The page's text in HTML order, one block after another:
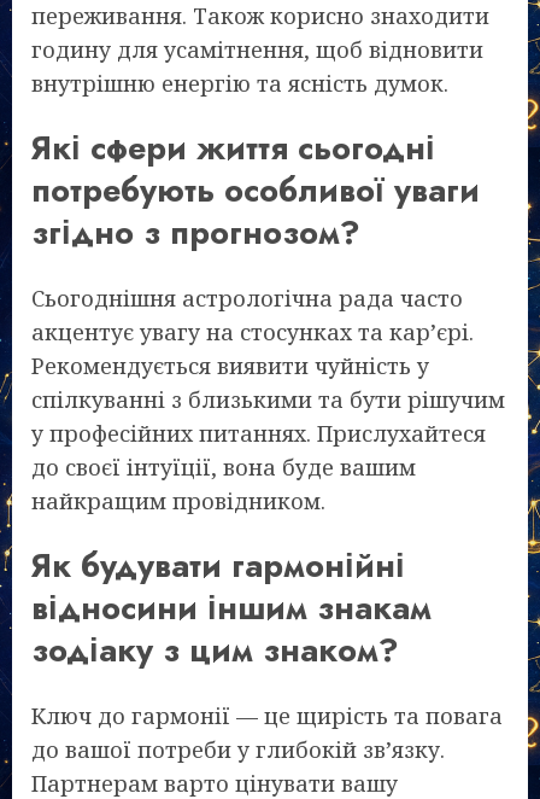
переживання. Також корисно знаходити
годину для усамітнення, щоб відновити
внутрішню енергію та ясність думок.
Які сфери життя сьогодні
потребують особливої уваги
згідно з прогнозом?
Сьогоднішня астрологічна рада часто
акцентує увагу на стосунках та кар’єрі.
Рекомендується виявити чуйність у
спілкуванні з близькими та бути рішучим
у професійних питаннях. Прислухайтеся
до своєї інтуїції, вона буде вашим
найкращим провідником.
Як будувати гармонійні
відносини іншим знакам
зодіаку з цим знаком?
Ключ до гармонії — це щирість та повага
до вашої потреби у глибокій зв’язку.
Партнерам варто цінувати вашу